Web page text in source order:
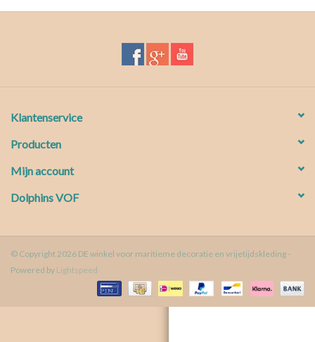
Klantenservice
Producten
Mijn account
Dolphins VOF
© Copyright 2026 DE winkel voor maritieme decoratie en vrijetijdskleding -
Powered by Lightspeed